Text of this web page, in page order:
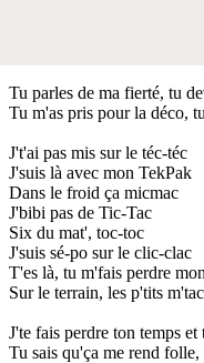
Tu parles de ma fierté, tu
Tu m'as pris pour la déco,
J't'ai pas mis sur le téc-téc
J'suis là avec mon TekPak
Dans le froid ça micmac
J'bibi pas de Tic-Tac
Six du mat', toc-toc
J'suis sé-po sur le clic-clac
T'es là, tu m'fais perdre
Sur le terrain, les p'tits
J'te fais perdre ton temps
Tu sais qu'ça me rend